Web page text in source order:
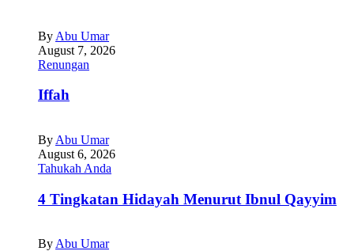
By Abu Umar
August 7, 2026
Renungan
Iffah
By Abu Umar
August 6, 2026
Tahukah Anda
4 Tingkatan Hidayah Menurut Ibnul Qayyim
ByAbu Umar